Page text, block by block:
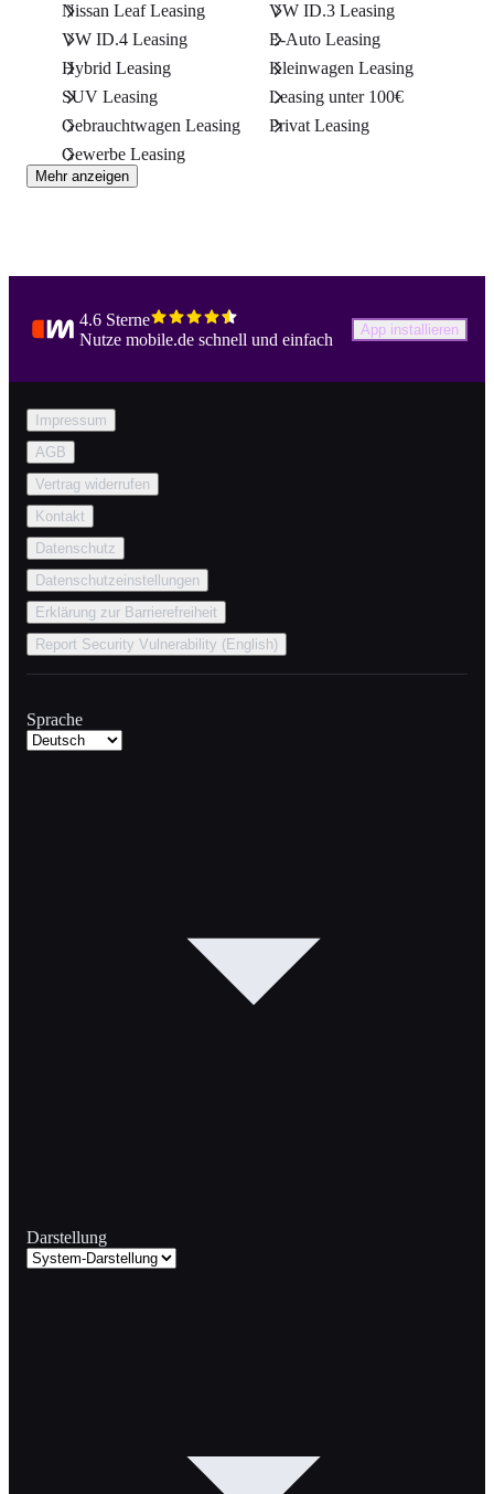
Nissan Leaf Leasing
VW ID.3 Leasing
VW ID.4 Leasing
E-Auto Leasing
Hybrid Leasing
Kleinwagen Leasing
SUV Leasing
Leasing unter 100€
Gebrauchtwagen Leasing
Privat Leasing
Gewerbe Leasing
Mehr anzeigen
4.6 Sterne
Nutze mobile.de schnell und einfach
App installieren
Impressum
AGB
Vertrag widerrufen
Kontakt
Datenschutz
Datenschutzeinstellungen
Erklärung zur Barrierefreiheit
Report Security Vulnerability (English)
Sprache
Darstellung